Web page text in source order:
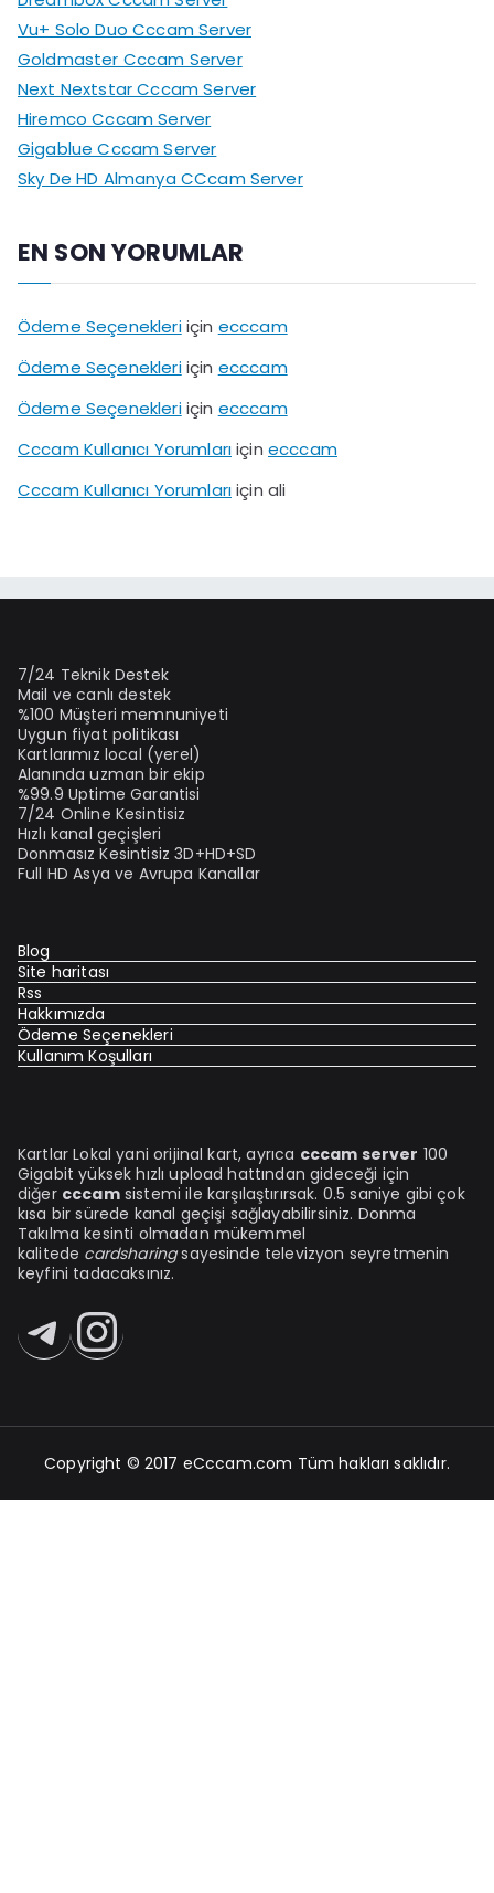
Vu+ Solo Duo Cccam Server
Goldmaster Cccam Server
Next Nextstar Cccam Server
Hiremco Cccam Server
Gigablue Cccam Server
Sky De HD Almanya CCcam Server
EN SON YORUMLAR
Ödeme Seçenekleriiçin ecccam
Ödeme Seçenekleriiçin ecccam
Ödeme Seçenekleriiçin ecccam
Cccam Kullanıcı Yorumlarıiçin ecccam
Cccam Kullanıcı Yorumlarıiçin ali
7/24 Teknik Destek
Mail ve canlı destek
%100 Müşteri memnuniyeti
Uygun fiyat politikası
Kartlarımız local (yerel)
Alanında uzman bir ekip
%99.9 Uptime Garantisi
7/24 Online Kesintisiz
Hızlı kanal geçişleri
Donmasız Kesintisiz 3D+HD+SD
Full HD Asya ve Avrupa Kanallar
Blog
Site haritası
Rss
Hakkımızda
Ödeme Seçenekleri
Kullanım Koşulları
Kartlar Lokal yani orijinal kart, ayrıca cccam server 100
Gigabit yüksek hızlı upload hattından gideceği için
diğer cccamsistemi ile karşılaştırırsak. 0.5 saniye gibi çok
kısa bir sürede kanal geçişi sağlayabilirsiniz. Donma
Takılma kesinti olmadan mükemmel
kalitede cardsharingsayesinde televizyon seyretmenin
keyfini tadacaksınız.
Telegram
Instagram
Copyright © 2017 eCccam.com Tüm hakları saklıdır.